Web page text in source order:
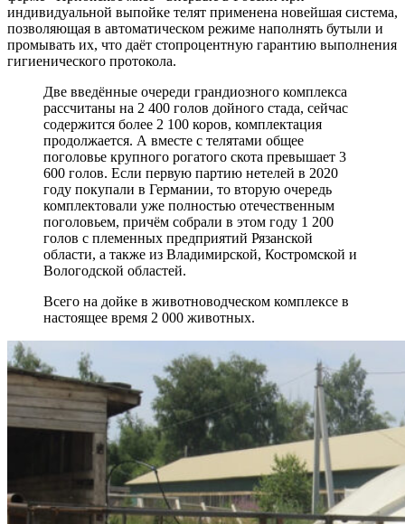
индивидуальной выпойке телят применена новейшая система,
позволяющая в автоматическом режиме наполнять бутыли и
промывать их, что даёт стопроцентную гарантию выполнения
гигиенического протокола.
Две введённые очереди грандиозного комплекса
рассчитаны на 2 400 голов дойного стада, сейчас
содержится более 2 100 коров, комплектация
продолжается. А вместе с телятами общее
поголовье крупного рогатого скота превышает 3
600 голов. Если первую партию нетелей в 2020
году покупали в Германии, то вторую очередь
комплектовали уже полностью отечественным
поголовьем, причём собрали в этом году 1 200
голов с племенных предприятий Рязанской
области, а также из Владимирской, Костромской и
Вологодской областей.
Всего на дойке в животноводческом комплексе в
настоящее время 2 000 животных.